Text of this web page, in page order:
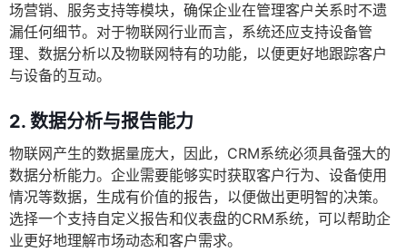
场营销、服务支持等模块，确保企业在管理客户关系时不遗
漏任何细节。对于物联网行业而言，系统还应支持设备管
理、数据分析以及物联网特有的功能，以便更好地跟踪客户
与设备的互动。
2. 数据分析与报告能力
物联网产生的数据量庞大，因此，CRM系统必须具备强大的
数据分析能力。企业需要能够实时获取客户行为、设备使用
情况等数据，生成有价值的报告，以便做出更明智的决策。
选择一个支持自定义报告和仪表盘的CRM系统，可以帮助企
业更好地理解市场动态和客户需求。